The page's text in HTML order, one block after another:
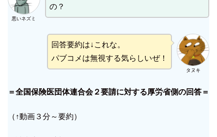
悪いネズミ
の？
タヌキ
回答要約は↓これな。
パブコメは無視する気らしいぜ！
＝全国保険医団体連合会２要請に対する厚労省側の回答＝
（↑動画３分～要約）